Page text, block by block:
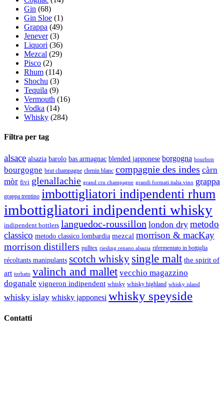
Gin (68)
Gin Sloe (1)
Grappa (49)
Jenever (3)
Liquori (36)
Mezcal (29)
Pisco (2)
Rhum (114)
Shochu (3)
Tequila (9)
Vermouth (16)
Vodka (14)
Whisky (284)
Filtra per tag
alsace alsazia barolo bas armagnac blended japponese borgogna bourbon
bourgogne brut champagne chenin blanc compagnie des indes càrn
mòr fivi glenallachie grand cru champagne grandi formati italia vino grappa
grappa trentino imbottigliatori indipendenti rhum
imbottigliatori indipendenti whisky
indipendent bottlers languedoc-roussillon london dry metodo
classico metodo classico lombardia mezcal morrison & macKay
morrison distillers pulltex riesling renano alsazia rifermentato in bottiglia
récoltants manipulants scotch whisky single malt the spirit of
art torbato valinch and mallet vecchio magazzino
doganale vigneron indipendent whisky whisky highland whisky island
whisky islay whisky japponesi whisky speyside
Contatti